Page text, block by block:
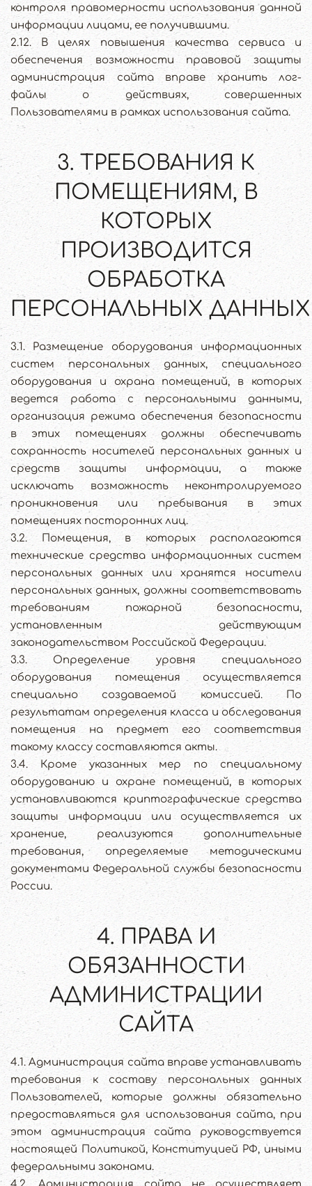
контроля правомерности использования данной
информации лицами, ее получившими.
2.12. В целях повышения качества сервиса и
обеспечения возможности правовой защиты
администрация сайта вправе хранить лог-
файлы о действиях, совершенных
Пользователями в рамках использования сайта.
3. ТРЕБОВАНИЯ К
ПОМЕЩЕНИЯМ, В
КОТОРЫХ
ПРОИЗВОДИТСЯ
ОБРАБОТКА
ПЕРСОНАЛЬНЫХ ДАННЫХ
3.1. Размещение оборудования информационных
систем персональных данных, специального
оборудования и охрана помещений, в которых
ведется работа с персональными данными,
организация режима обеспечения безопасности
в этих помещениях должны обеспечивать
сохранность носителей персональных данных и
средств защиты информации, а также
исключать возможность неконтролируемого
проникновения или пребывания в этих
помещениях посторонних лиц.
3.2. Помещения, в которых располагаются
технические средства информационных систем
персональных данных или хранятся носители
персональных данных, должны соответствовать
требованиям пожарной безопасности,
установленным действующим
законодательством Российской Федерации.
3.3. Определение уровня специального
оборудования помещения осуществляется
специально создаваемой комиссией. По
результатам определения класса и обследования
помещения на предмет его соответствия
такому классу составляются акты.
3.4. Кроме указанных мер по специальному
оборудованию и охране помещений, в которых
устанавливаются криптографические средства
защиты информации или осуществляется их
хранение, реализуются дополнительные
требования, определяемые методическими
документами Федеральной службы безопасности
России.
4. ПРАВА И
ОБЯЗАННОСТИ
АДМИНИСТРАЦИИ
САЙТА
4.1. Администрация сайта вправе устанавливать
требования к составу персональных данных
Пользователей, которые должны обязательно
предоставляться для использования сайта, при
этом администрация сайта руководствуется
настоящей Политикой, Конституцией РФ, иными
федеральными законами.